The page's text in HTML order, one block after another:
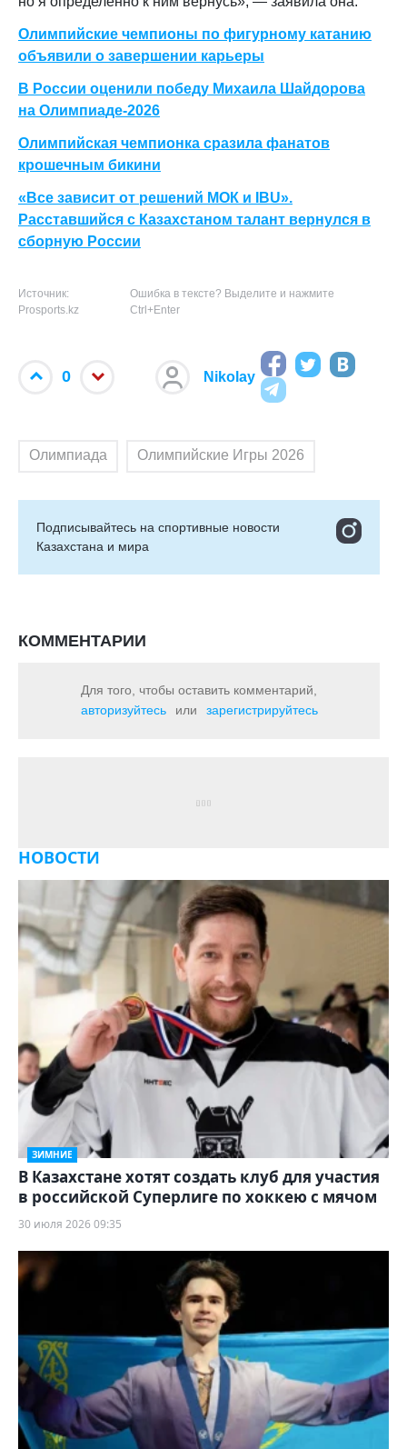
Олимпийские чемпионы по фигурному катанию
объявили о завершении карьеры
В России оценили победу Михаила Шайдорова
на Олимпиаде-2026
Олимпийская чемпионка сразила фанатов
крошечным бикини
«Все зависит от решений МОК и IBU».
Расставшийся с Казахстаном талант вернулся в
сборную России
Источник:
Prosports.kz
Ошибка в тексте? Выделите и нажмите
Ctrl+Enter
0 Nikolay
Олимпиада Олимпийские Игры 2026
Подписывайтесь на cпортивные новости
Казахстана и мира
КОММЕНТАРИИ
Для того, чтобы оставить комментарий,
авторизуйтесь
или зарегистрируйтесь
НОВОСТИ
ЗИМНИЕ
В Казахстане хотят создать клуб для участия
в российской Суперлиге по хоккею с мячом
30 июля 2026 09:35